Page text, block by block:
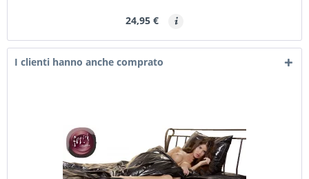
24,95 €
I clienti hanno anche comprato